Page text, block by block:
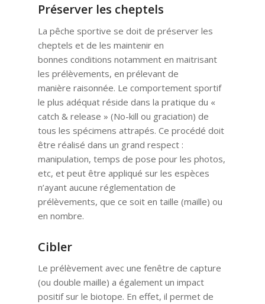
Préserver les cheptels
La pêche sportive se doit de préserver les
cheptels et de les maintenir en
bonnes conditions notamment en maitrisant
les prélèvements, en prélevant de
manière raisonnée. Le comportement sportif
le plus adéquat réside dans la pratique du «
catch & release » (No-kill ou graciation) de
tous les spécimens attrapés. Ce procédé doit
être réalisé dans un grand respect :
manipulation, temps de pose pour les photos,
etc, et peut être appliqué sur les espèces
n’ayant aucune réglementation de
prélèvements, que ce soit en taille (maille) ou
en nombre.
Cibler
Le prélèvement avec une fenêtre de capture
(ou double maille) a également un impact
positif sur le biotope. En effet, il permet de